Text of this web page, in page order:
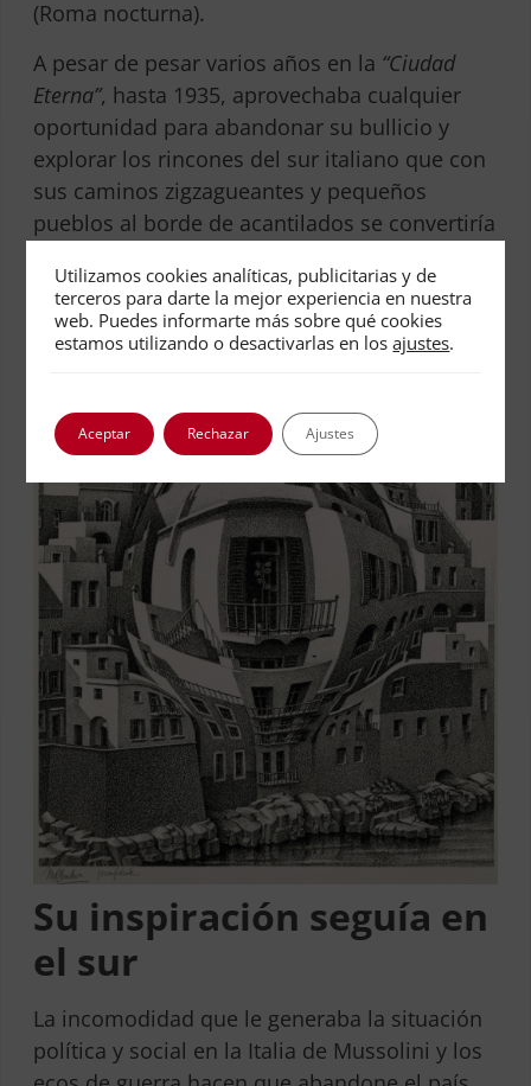
(Roma nocturna).
A pesar de pesar varios años en la “Ciudad
Eterna”, hasta 1935, aprovechaba cualquier
oportunidad para abandonar su bullicio y
explorar los rincones del sur italiano que con
sus caminos zigzagueantes y pequeños
pueblos al borde de acantilados se convertiría
Su inspiración seguía en
el sur
La incomodidad que le generaba la situación
política y social en la Italia de Mussolini y los
Utilizamos cookies analíticas, publicitarias y de
terceros para darte la mejor experiencia en nuestra
web. Puedes informarte más sobre qué cookies
estamos utilizando o desactivarlas en losajustes.
Aceptar Rechazar Ajustes